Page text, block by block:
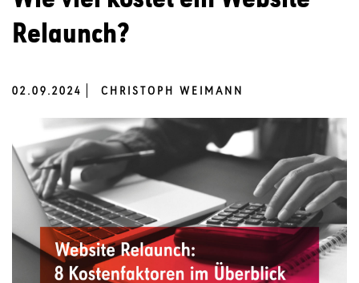
Relaunch?
02.09.2024 CHRISTOPH WEIMANN